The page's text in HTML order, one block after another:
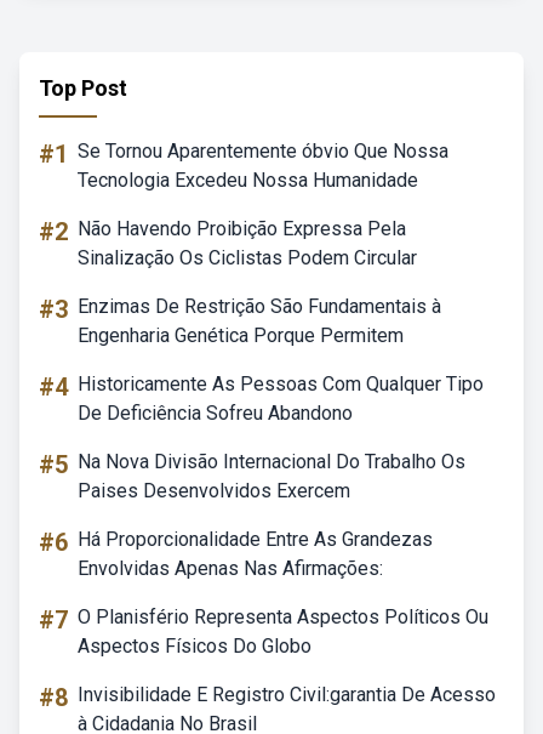
Top Post
#1 Se Tornou Aparentemente óbvio Que Nossa
Tecnologia Excedeu Nossa Humanidade
#2 Não Havendo Proibição Expressa Pela
Sinalização Os Ciclistas Podem Circular
#3 Enzimas De Restrição São Fundamentais à
Engenharia Genética Porque Permitem
#4 Historicamente As Pessoas Com Qualquer Tipo
De Deficiência Sofreu Abandono
#5 Na Nova Divisão Internacional Do Trabalho Os
Paises Desenvolvidos Exercem
#6 Há Proporcionalidade Entre As Grandezas
Envolvidas Apenas Nas Afirmações:
#7 O Planisfério Representa Aspectos Políticos Ou
Aspectos Físicos Do Globo
#8 Invisibilidade E Registro Civil:garantia De Acesso
à Cidadania No Brasil